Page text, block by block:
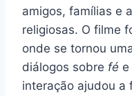
amigos, famílias e
religiosas. O filme
onde se tornou
diálogos sobre fé e
interação ajudou a